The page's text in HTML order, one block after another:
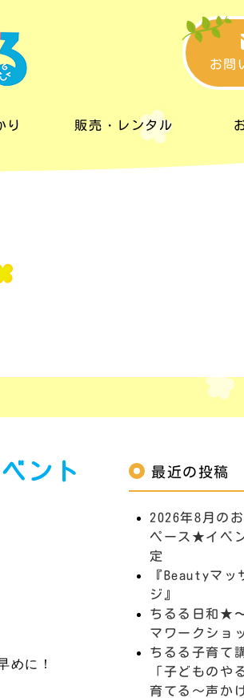
お問
り
り
販売・レンタル
ント
めに！
最近の投稿
2026年8月の
ペース★イベ
定
『Beautyマッ
ジ』
ちるる日和★
マワークショ
ちるる子育て
「子どものや
育てる～声か